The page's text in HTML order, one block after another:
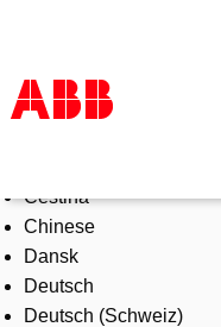
Products & Solutions
Industries
Services
About us
Where to buy
Čeština
Chinese
Dansk
Deutsch
Deutsch (Schweiz)